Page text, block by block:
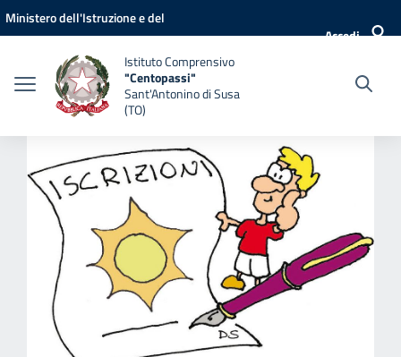
Vai ai contenuti
Vai al menu di navigazione
Vai al footer
Ministero dell'Istruzione e del
Accedi
Istituto Comprensivo
"Centopassi"
Sant'Antonino di Susa
(TO)